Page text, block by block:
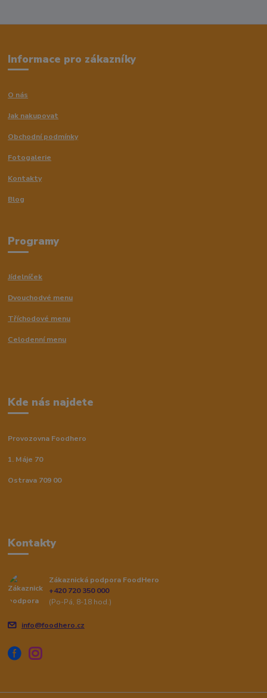
Informace pro zákazníky
O nás
Jak nakupovat
Obchodní podmínky
Fotogalerie
Kontakty
Blog
Programy
Jídelníček
Dvouchodvé menu
Tříchodové menu
Celodenní menu
Kde nás najdete
Provozovna Foodhero
1. Máje 70
Ostrava 709 00
Kontakty
Zákaznická podpora FoodHero
+420 720 350 000
(Po-Pá, 8-18 hod.)
info@foodhero.cz